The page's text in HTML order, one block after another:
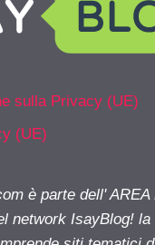
sulla Privacy (UE)
(UE)
è parte dell' AREA
network IsayBlog!